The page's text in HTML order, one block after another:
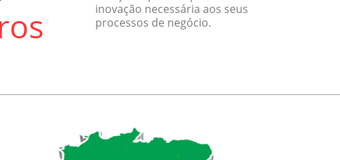
inovação necessária aos seus
processos de negócio.